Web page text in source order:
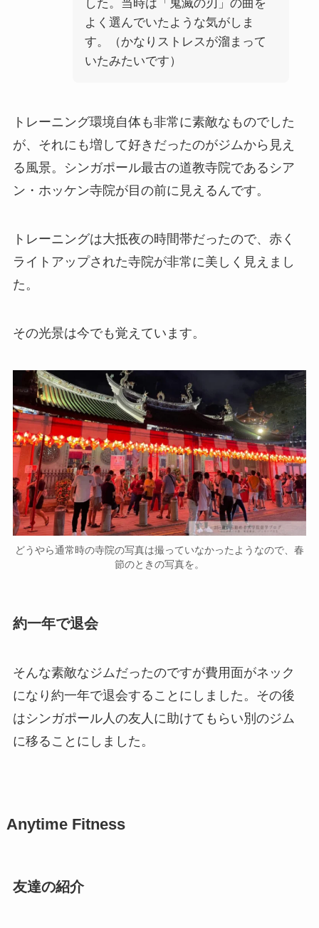
した。当時は「鬼滅の刃」の曲を
よく選んでいたような気がしま
す。（かなりストレスが溜まって
いたみたいです）
トレーニング環境自体も非常に素敵なものでした
が、それにも増して好きだったのがジムから見え
る風景。シンガポール最古の道教寺院であるシア
ン・ホッケン寺院が目の前に見えるんです。
トレーニングは大抵夜の時間帯だったので、赤く
ライトアップされた寺院が非常に美しく見えまし
た。
その光景は今でも覚えています。
どうやら通常時の寺院の写真は撮っていなかったようなので、春
節のときの写真を。
約一年で退会
そんな素敵なジムだったのですが費用面がネック
になり約一年で退会することにしました。その後
はシンガポール人の友人に助けてもらい別のジム
に移ることにしました。
Anytime Fitness
友達の紹介